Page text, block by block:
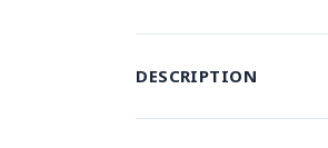
DESCRIPTION